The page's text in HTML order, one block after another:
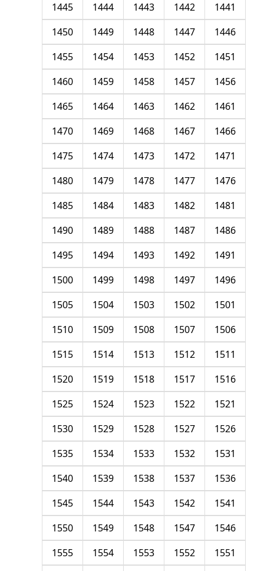
1441
1442
1443
1444
1445
1446
1447
1448
1449
1450
1451
1452
1453
1454
1455
1456
1457
1458
1459
1460
1461
1462
1463
1464
1465
1466
1467
1468
1469
1470
1471
1472
1473
1474
1475
1476
1477
1478
1479
1480
1481
1482
1483
1484
1485
1486
1487
1488
1489
1490
1491
1492
1493
1494
1495
1496
1497
1498
1499
1500
1501
1502
1503
1504
1505
1506
1507
1508
1509
1510
1511
1512
1513
1514
1515
1516
1517
1518
1519
1520
1521
1522
1523
1524
1525
1526
1527
1528
1529
1530
1531
1532
1533
1534
1535
1536
1537
1538
1539
1540
1541
1542
1543
1544
1545
1546
1547
1548
1549
1550
1551
1552
1553
1554
1555